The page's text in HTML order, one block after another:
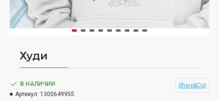
Худи
В НАЛИЧИИ
Артикул: 1300649955
Sharp&Cut